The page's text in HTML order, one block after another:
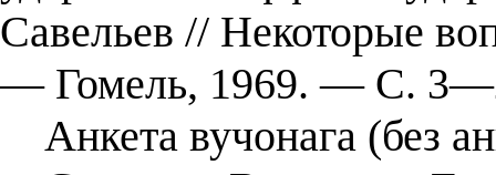
Савельев // Некоторые
— Гомель, 1969. — С.
Анкета вучонага (без